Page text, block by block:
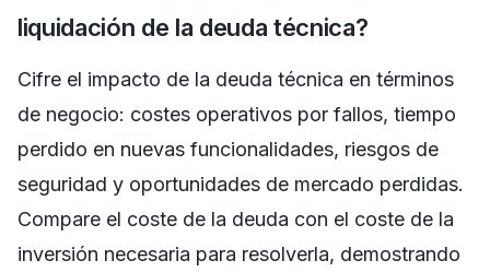
liquidación de la deuda técnica?
Cifre el impacto de la deuda técnica en términos
de negocio: costes operativos por fallos, tiempo
perdido en nuevas funcionalidades, riesgos de
seguridad y oportunidades de mercado perdidas.
Compare el coste de la deuda con el coste de la
inversión necesaria para resolverla, demostrando